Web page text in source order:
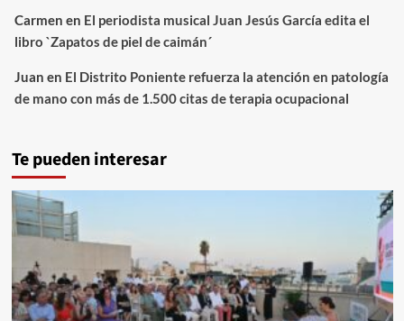
Carmen en El periodista musical Juan Jesús García edita el
libro `Zapatos de piel de caimán´
Juan en El Distrito Poniente refuerza la atención en patología
de mano con más de 1.500 citas de terapia ocupacional
Te pueden interesar